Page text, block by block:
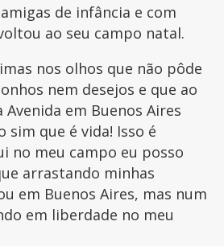
de infância e com
ao seu campo natal.
nos olhos que não pôde
nem desejos e que ao
em Buenos Aires
sim que é vida! Isso é
no meu campo eu posso
arrastando minhas
em Buenos Aires, mas num
em liberdade no meu